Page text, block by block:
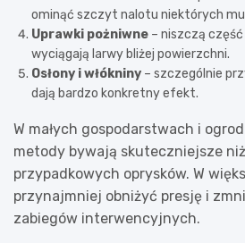
ominąć szczyt nalotu niektórych
Uprawki pożniwne – niszczą
wyciągają larwy bliżej powierzchni.
Osłony i włókniny – szczególnie
dają bardzo konkretny efekt.
W małych gospodarstwach i
metody bywają skuteczniejsze
przypadkowych oprysków. W
przynajmniej obniżyć presję i
zabiegów interwencyjnych.